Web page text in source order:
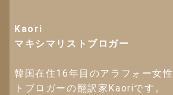
Kaori
マキシマリストブロガー
韓国在住16年目のアラフォー女
トブロガーの翻訳家Kaoriです。